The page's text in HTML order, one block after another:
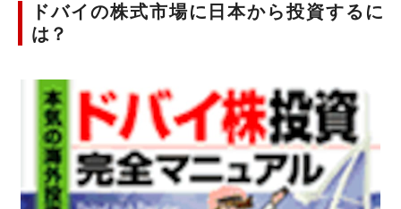
ドバイの株式市場に日本から投資するに
は？